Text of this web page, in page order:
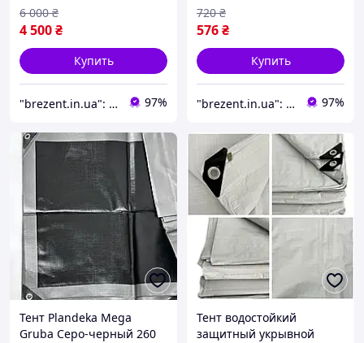
4 500₴
6 000 ₴
Купить
"brezent.in.ua": Интернет-магазин тентов и укрывных материалов для защиты от дождя, снега и солнца 97%
576₴
720 ₴
Купить
"brezent.in.ua": Интернет-магазин тентов и укрывных материалов для защиты от дождя, снега и солнца 97%
Тент Plandeka Mega
Gruba Серо-черный 260
Тент водостойкий
защитный укрывной